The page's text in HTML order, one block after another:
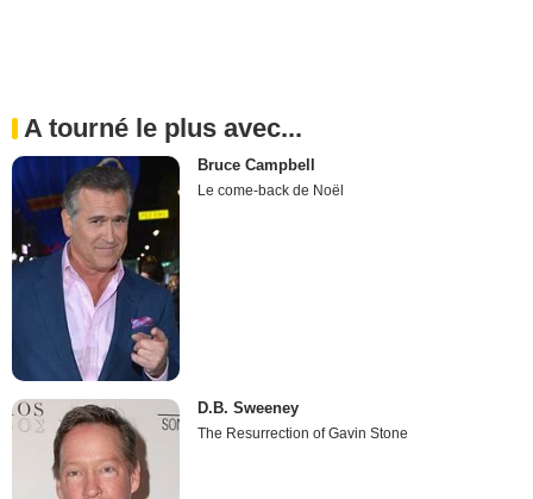
A tourné le plus avec...
Bruce Campbell
Le come-back de Noël
D.B. Sweeney
The Resurrection of Gavin Stone